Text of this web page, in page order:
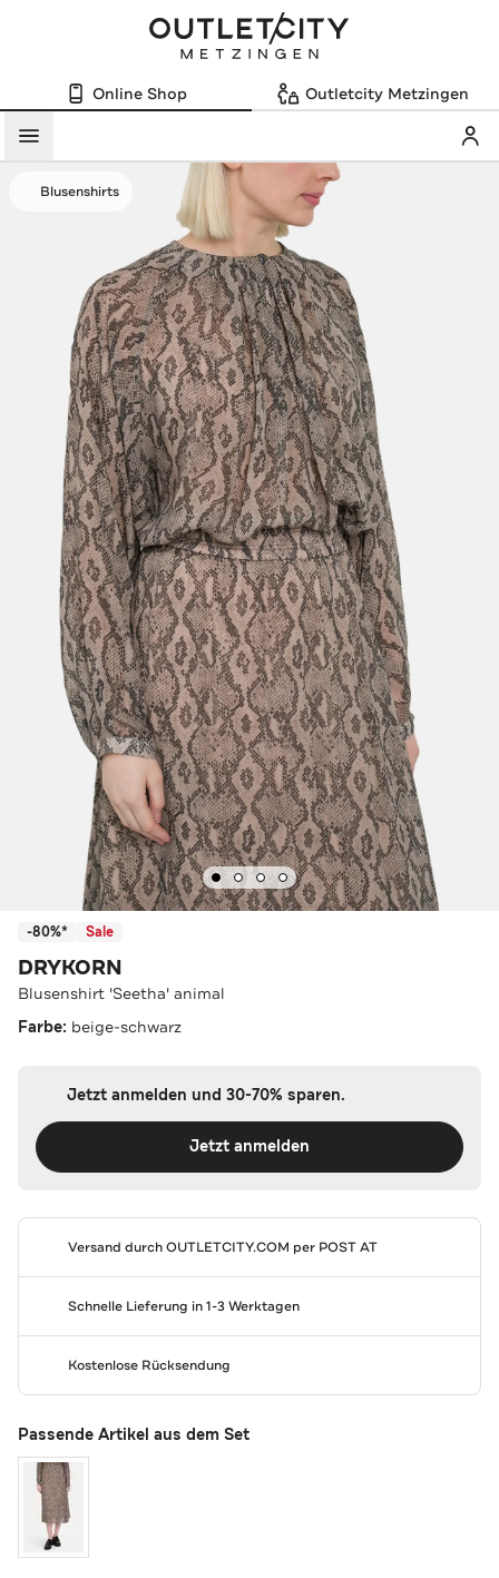
Online Shop Outletcity Metzingen
Menü
Blusenshirts
-80%* Sale
DRYKORN
Blusenshirt 'Seetha' animal
Farbe: beige-schwarz
Jetzt anmelden und 30-70% sparen.
Jetzt anmelden
Versand durchOUTLETCITY.COM per POST AT
Schnelle Lieferung in 1-3 Werktagen
Kostenlose Rücksendung
Passende Artikel aus dem Set